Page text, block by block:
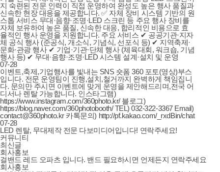
지 숙련된 전문 인력이 직접 운영하여 완성도 높은 행사 품질과
신속한 현장 대응을 제공합니다. ✅ 자체 장비 시스템 기반의 원
스톱 서비스 무대·음향·조명·LED 스크린 등 주요 행사 장비를
자체 보유하여 높은 품질, 신속한 대응, 합리적인 비용으로 효
율적인 행사 운영을 지원합니다. 주요 서비스 ✔ 공공기관·지자
체 공식 행사 (준공식, 개소식, 기념식, 선포식 등) ✔ 지역축제·
문화·관광 행사 ✔ 기업·기관·단체 행사 (체육대회, 워크숍, 기념
행사 등) ✔ 무대·음향·조명·LED 시스템 설계·설치 및 운영
07-28
이벤트,축제,기업행사를 빛내는 SNS 숏폼 360 포토(영상)부스
입니다. 전문 운영팀이 진행,설치,철거까지 완벽하게 책임집니
다. 문의만 주시면 이벤트에 맞게 운영을 제안해드리며,전국 어
디서나 렌탈 가능합니다. 인스타그램)
https://www.instagram.com/360photo.kr/ 블로그)
https://blog.naver.com/360photobooth/ TEL) 032-322-3367 Email)
contact@360photo.kr 카톡문의) http://pf.kakao.com/_rxdBin/chat
07-28
LED 렌탈, 무대제작 전문 다보미디어입니다! 연락주세요!
커뮤니티
최신글
회사홍보
걸밴드 레드 오파츠 입니다. 밴드 필요하시면 언제든지 연락주세요
회사홍보